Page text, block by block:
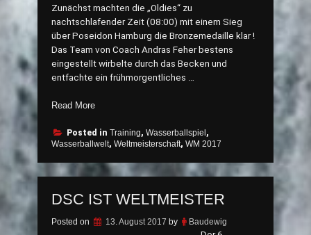
Zunächst machten die „Oldies“ zu
nachtschlafender Zeit (08:00) mit einem Sieg
über Poseidon Hamburg die Bronzemedaille klar !
Das Team von Coach Andras Feher bestens
eingestellt wirbelte durch das Becken und
entfachte ein frühmorgentliches …
Read More„SV
VizeWeltmeister
2017“
Posted in Training, Wasserballspiel ,
Wasserballwelt, Weltmeisterschaft, WM 2017
DSC IST WELTMEISTER
Posted on 13. August 2017 by Baudewig